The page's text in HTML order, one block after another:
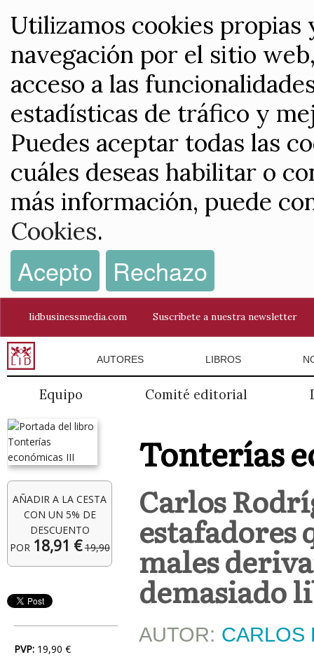
Utilizamos cookies
navegación por el sitio
acceso a las
estadísticas de tráfico y
Puedes aceptar todas las
cuáles deseas habilitar o
más información, puede
Cookies.
Acepto Rechazo
lidbusinessmedia.com Suscríbete a nuestra newsletter
AUTORES LIBROS
Equipo Comité editorial
AÑADIR A LA CESTA
CON UN 5% DE
DESCUENTO
POR 18,91 € 19,90
PVP: 19,90 €
Tonterías
Carlos
estafadores
males
demasiado
AUTOR: CARLOS